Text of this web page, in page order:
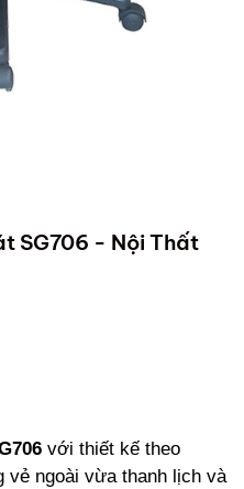
SG706 - Nội Thất
với thiết kế theo
vẻ ngoài vừa thanh lịch và